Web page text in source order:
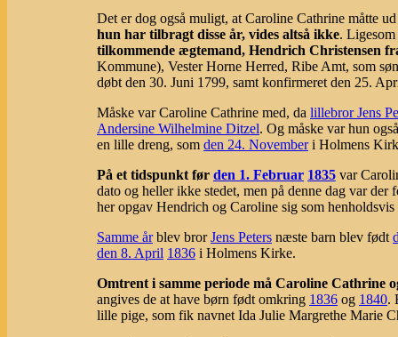
Det er dog også muligt, at Caroline Cathrine måtte
hun har tilbragt disse år, vides altså ikke.
tilkommende ægtemand, Hendrich Christensen
Kommune), Vester Horne Herred, Ribe Amt, som
døbt den 30. Juni 1799, samt konfirmeret den 25.
Måske var Caroline Cathrine med, da lillebror Jens
Andersine Wilhelmine Ditzel. Og måske var hun
en lille dreng, som den 24. Novemberi Holmens
På et tidspunkt før den 1. Februar 1835 var
dato og heller ikke stedet, men på denne dag var
her opgav Hendrich og Caroline sig som
Samme årblev brorJens Peters næste barn blev født
den 8. April 1836 i Holmens Kirke.
Omtrent i samme periode må Caroline Cathrine
angives de at have børn født omkring 1836 og 1840.
lille pige, som fik navnet Ida Julie Margrethe Marie